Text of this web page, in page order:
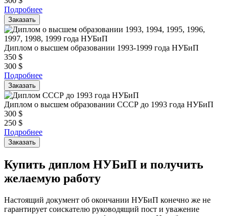
Подробнее
Заказать
Диплом о высшем образовании 1993-1999 года НУБиП
350 $
300 $
Подробнее
Заказать
Диплом о высшем образовании СССР до 1993 года НУБиП
300 $
250 $
Подробнее
Заказать
Купить диплом НУБиП и получить
желаемую работу
Настоящий документ об окончании НУБиП конечно же не
гарантирует соискателю руководящий пост и уважение